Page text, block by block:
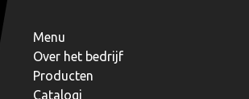
Menu
Over het bedrijf
Producten
Catalogi